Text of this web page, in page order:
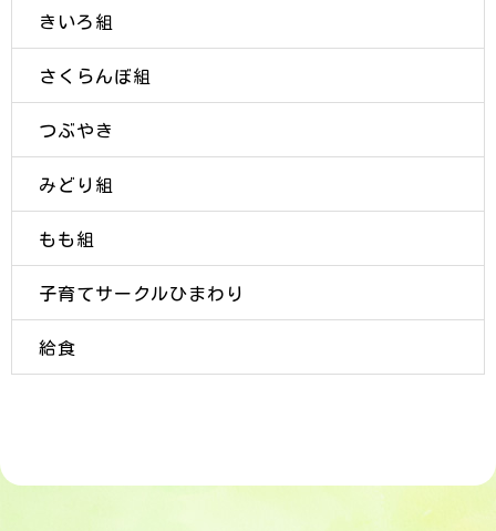
きいろ組
さくらんぼ組
つぶやき
みどり組
もも組
子育てサークルひまわり
給食